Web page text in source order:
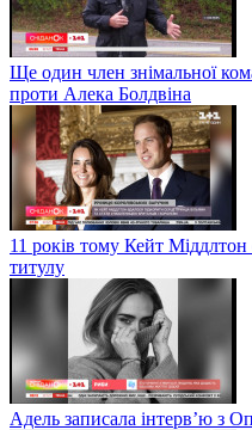
Ще один член знімальної
проти Алека Болдвіна
11 років тому Кейт
титулу
Адель записала інтерв’ю з